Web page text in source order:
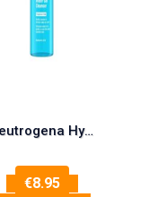
Neutrogena Hydro Boost Water Gel Cleanser Ενυδατικό Καθαριστικό Προσώπου Χωρίς Άρωμα, 200ml
€8.95